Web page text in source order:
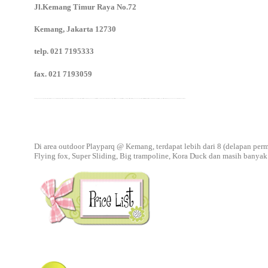
Jl.Kemang Timur Raya No.72
Kemang, Jakarta 12730
telp. 021 7195333
fax. 021 7193059
Di area outdoor Playparq @ Kemang, terdapat lebih dari 8 (delapan
Flying fox, Super Sliding, Big trampoline, Kora Duck dan masih banyak